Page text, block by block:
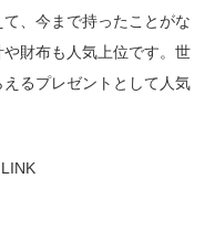
、今まで持ったことがな
財布も人気上位です。世
るプレゼントとして人気